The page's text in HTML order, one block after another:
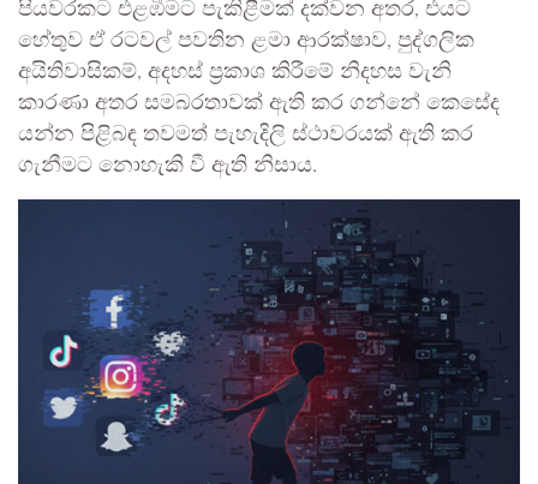
පියවරකට එළඹීමට පැකිළීමක් දක්වන අතර, එයට
හේතුව ඒ රටවල් පවතින ළමා ආරක්ෂාව, පුද්ගලික
අයිතිවාසිකම්, අදහස් ප්‍රකාශ කිරීමේ නිදහස වැනි
කාරණා අතර සමබරතාවක් ඇති කර ගන්නේ කෙසේද
යන්න පිළිබඳ තවමත් පැහැදිලි ස්ථාවරයක් ඇති කර
ගැනීමට නොහැකි වී ඇති නිසාය.